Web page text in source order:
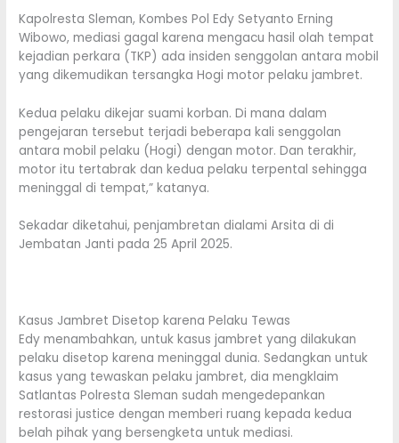
Kapolresta Sleman, Kombes Pol Edy Setyanto Erning
Wibowo, mediasi gagal karena mengacu hasil olah tempat
kejadian perkara (TKP) ada insiden senggolan antara mobil
yang dikemudikan tersangka Hogi motor pelaku jambret.
Kedua pelaku dikejar suami korban. Di mana dalam
pengejaran tersebut terjadi beberapa kali senggolan
antara mobil pelaku (Hogi) dengan motor. Dan terakhir,
motor itu tertabrak dan kedua pelaku terpental sehingga
meninggal di tempat,” katanya.
Sekadar diketahui, penjambretan dialami Arsita di di
Jembatan Janti pada 25 April 2025.
Kasus Jambret Disetop karena Pelaku Tewas
Edy menambahkan, untuk kasus jambret yang dilakukan
pelaku disetop karena meninggal dunia. Sedangkan untuk
kasus yang tewaskan pelaku jambret, dia mengklaim
Satlantas Polresta Sleman sudah mengedepankan
restorasi justice dengan memberi ruang kepada kedua
belah pihak yang bersengketa untuk mediasi.